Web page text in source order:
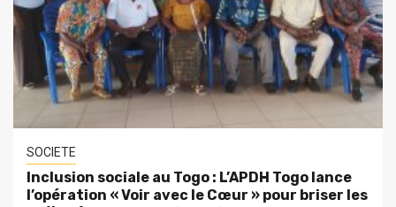
SOCIETE
Inclusion sociale au Togo : L’APDH Togo lance
l’opération « Voir avec le Cœur » pour briser les